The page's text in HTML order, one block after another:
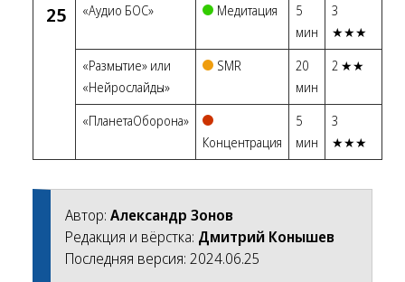
25 «Аудио БОС» Медитация
5
мин
3
★★★
«Размытие» или
«Нейрослайды»
SMR
20
мин
2 ★★
«ПланетаОборона»
Концентрация
5
мин
3
★★★
Автор: Александр Зонов
Редакция и вёрстка: Дмитрий Конышев
Последняя версия: 2024.06.25